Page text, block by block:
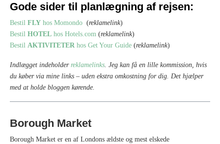
Gode sider til planlægning af rejsen:
Bestil FLY hos Momondo (reklamelink)
Bestil HOTEL hos Hotels.com (reklamelink)
Bestil AKTIVITETER hos Get Your Guide (reklamelink)
Indlægget indeholder reklamelinks. Jeg kan få en lille kommission, hvis
du køber via mine links – uden ekstra omkostning for dig. Det hjælper
med at holde bloggen kørende.
Borough Market
Borough Market er en af Londons ældste og mest elskede